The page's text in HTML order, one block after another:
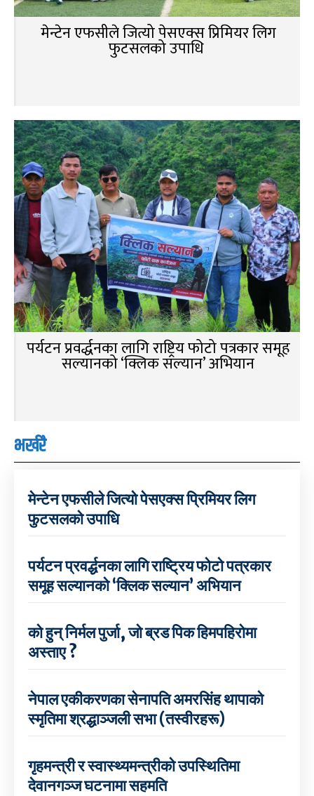
मेन्टेन एफसीले जित्यो पेसएक्स प्रिमियर लिग
फुटसलको उपाधि
पर्यटन प्रवर्द्धनका लागि राष्ट्रिय फोटो पत्रकार समूह
सल्यानको ‘क्लिक सल्यान’ अभियान
भर्खरै
मेन्टेन एफसीले जित्यो पेसएक्स प्रिमियर लिग
फुटसलको उपाधि
पर्यटन प्रवर्द्धनका लागि राष्ट्रिय फोटो पत्रकार
समूह सल्यानको ‘क्लिक सल्यान’ अभियान
को हुन् निर्मल पुर्जा, जो ब्रड पिक हिमपहिरोमा
अस्ताए ?
नेपाल एकीकरणका सेनापति अमरसिंह थापाको
स्मृतिमा श्रद्धाञ्जली सभा (तस्वीरहरू)
गृहमन्त्री र स्वास्थ्यमन्त्रीको उपस्थितिमा
देवानगञ्ज घटनामा सहमति